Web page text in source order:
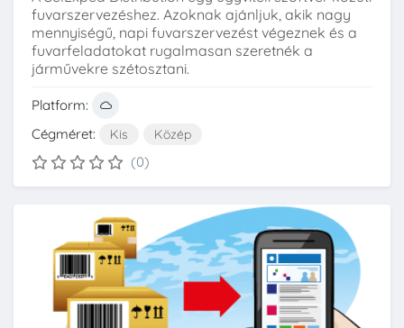
fuvarszervezéshez. Azoknak ajánljuk, akik nagy
mennyiségű, napi fuvarszervezést végeznek és a
fuvarfeladatokat rugalmasan szeretnék a
járművekre szétosztani.
Platform:
Cégméret:
Kis Közép
(0)